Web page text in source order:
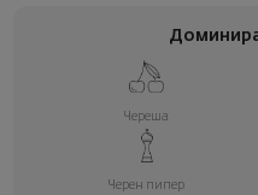
Череша
Черен пипер